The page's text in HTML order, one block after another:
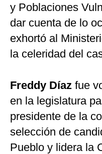
y Poblaciones
dar cuenta de lo
exhortó al
la celeridad del
Freddy Díaz fue
en la legislatura
presidente de la
selección de
Pueblo y lidera la